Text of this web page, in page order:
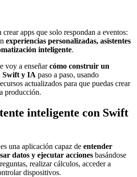
apps que solo respondan a eventos:
experiencias personalizadas, asistentes
inteligente.
voy a enseñarcómo construir un
Swift y IA paso a paso, usando
actualizados para que puedas crear
producción.
inteligente con Swift
es una aplicación capaz de entender
datos y ejecutar acciones basándose
realizar cálculos, acceder a
dispositivos.